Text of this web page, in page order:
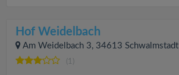
Hof Weidelbach
Am Weidelbach 3, 34613 Schwalmstadt
(1)